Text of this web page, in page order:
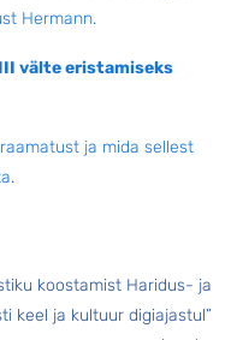
Hermann.
välte eristamiseks
ja mida sellest
.
koostamist Haridus- ja
keel ja kultuur digiajastul”